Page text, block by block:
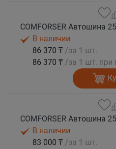
В наличии
86 370 ₸ /за 1 шт.
86 370 ₸ /за 1 шт. при
В наличии
83 000 ₸ /за 1 шт.